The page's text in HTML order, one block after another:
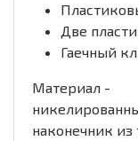
Две
Гаечный
Материал -
наконечник из